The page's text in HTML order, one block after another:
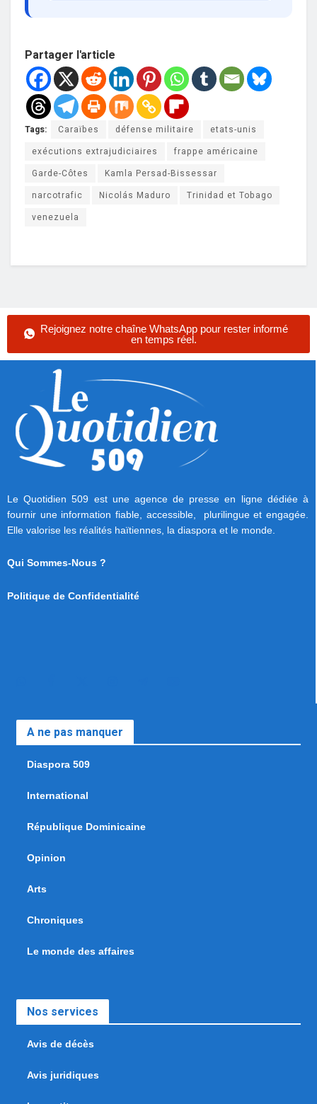
Partager l'article
Tags: Caraïbes défense militaire
etats-unis
exécutions extrajudiciaires
frappe américaine
Garde-Côtes
Kamla Persad-Bissessar
narcotrafic
Nicolás Maduro
Trinidad et Tobago
venezuela
Rejoignez notre chaîne WhatsApp pour rester informé
en temps réel.
Le Quotidien 509 est une agence de presse en ligne dédiée à
fournir une information fiable, accessible, plurilingue et engagée.
Elle valorise les réalités haïtiennes, la diaspora et le monde.
Qui Sommes-Nous ?
Politique de Confidentialité
A ne pas manquer
Diaspora 509
International
République Dominicaine
Opinion
Arts
Chroniques
Le monde des affaires
Nos services
Avis de décès
Avis juridiques